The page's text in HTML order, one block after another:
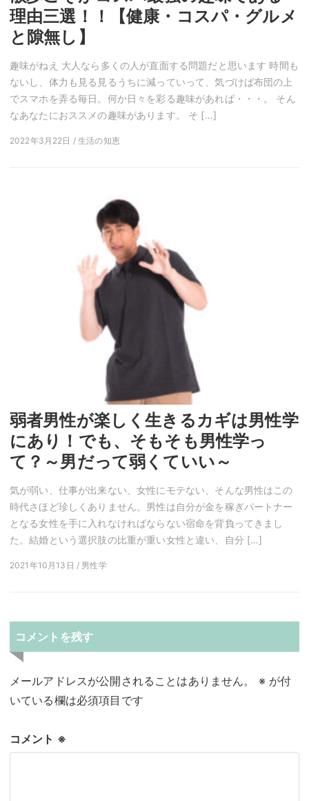
理由三選！！【健康・コスパ・グルメ
と隙無し】
趣味がねえ 大人なら多くの人が直面する問題だと思います 時間も
ないし、体力も見る見るうちに減っていって、気づけば布団の上
でスマホを弄る毎日。何か日々を彩る趣味があれば・・・。 そん
なあなたにおススメの趣味があります。 そ […]
2022年3月22日 / 生活の知恵
弱者男性が楽しく生きるカギは男性学
にあり！でも、そもそも男性学っ
て？～男だって弱くていい～
気が弱い、仕事が出来ない、女性にモテない、そんな男性はこの
時代さほど珍しくありません。男性は自分が金を稼ぎパートナー
となる女性を手に入れなければならない宿命を背負ってきまし
た。結婚という選択肢の比重が重い女性と違い、自分 […]
2021年10月13日 / 男性学
コメントを残す
メールアドレスが公開されることはありません。 ※が付
いている欄は必須項目です
コメント ※